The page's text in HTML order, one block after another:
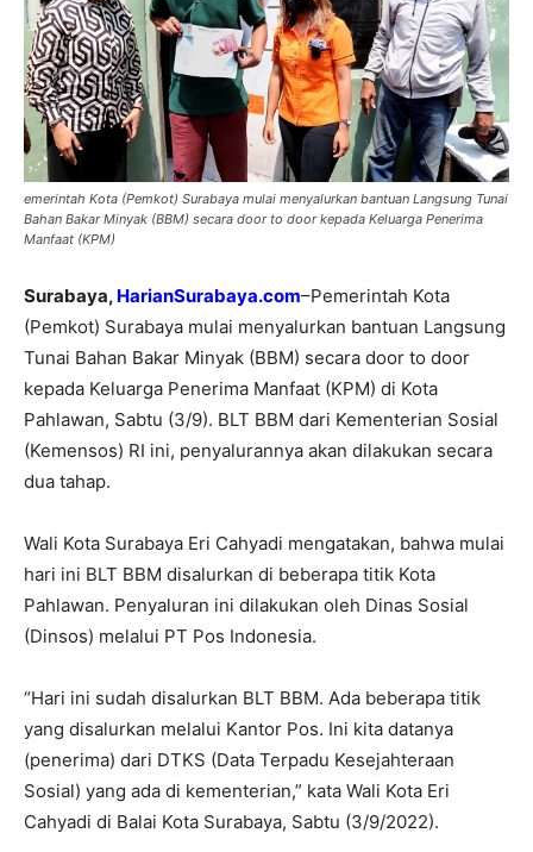
emerintah Kota (Pemkot) Surabaya mulai menyalurkan bantuan Langsung Tunai
Bahan Bakar Minyak (BBM) secara door to door kepada Keluarga Penerima
Manfaat (KPM)
Surabaya, HarianSurabaya.com–Pemerintah Kota
(Pemkot) Surabaya mulai menyalurkan bantuan Langsung
Tunai Bahan Bakar Minyak (BBM) secara door to door
kepada Keluarga Penerima Manfaat (KPM) di Kota
Pahlawan, Sabtu (3/9). BLT BBM dari Kementerian Sosial
(Kemensos) RI ini, penyalurannya akan dilakukan secara
dua tahap.
Wali Kota Surabaya Eri Cahyadi mengatakan, bahwa mulai
hari ini BLT BBM disalurkan di beberapa titik Kota
Pahlawan. Penyaluran ini dilakukan oleh Dinas Sosial
(Dinsos) melalui PT Pos Indonesia.
“Hari ini sudah disalurkan BLT BBM. Ada beberapa titik
yang disalurkan melalui Kantor Pos. Ini kita datanya
(penerima) dari DTKS (Data Terpadu Kesejahteraan
Sosial) yang ada di kementerian,” kata Wali Kota Eri
Cahyadi di Balai Kota Surabaya, Sabtu (3/9/2022).